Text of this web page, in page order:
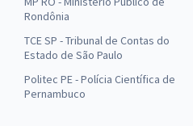
Rondônia
TCE SP - Tribunal de Contas do
Estado de São Paulo
Politec PE - Polícia Científica de
Pernambuco